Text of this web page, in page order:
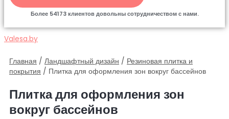
Более 54173 клиентов довольны сотрудничеством с нами.
Valesa.by
Главная / Ландшафтный дизайн / Резиновая плитка и
покрытия / Плитка для оформления зон вокруг бассейнов
Плитка для оформления зон
вокруг бассейнов